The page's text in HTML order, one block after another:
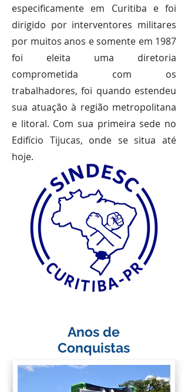
especificamente em Curitiba e foi
dirigido por interventores militares
por muitos anos e somente em 1987
foi eleita uma diretoria
comprometida com os
trabalhadores, foi quando estendeu
sua atuação à região metropolitana
e litoral. Com sua primeira sede no
Edifício Tijucas, onde se situa até
hoje.
Anos de
Conquistas